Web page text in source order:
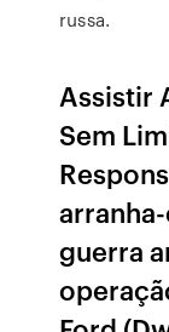
russa.
Assistir
Sem
guerra